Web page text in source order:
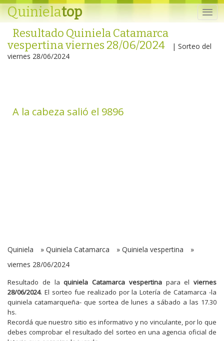
Quinielatop
Resultado Quiniela Catamarca
vespertina viernes 28/06/2024
| Sorteo del
viernes 28/06/2024
A la cabeza salió el 9896
Quiniela » Quiniela Catamarca » Quiniela vespertina
»
viernes 28/06/2024
Resultado de la quiniela Catamarca vespertinapara el viernes
28/06/2024. El sorteo fue realizado por la Lotería de Catamarca -la
quiniela catamarqueña- que sortea de lunes a sábado a las 17.30
hs.
Recordá que nuestro sitio es informativo y no vinculante, por lo que
debes comprobar el resultado del sorteo en una agencia oficial de